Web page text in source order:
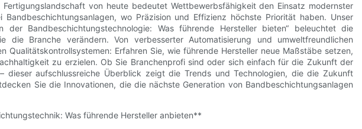
von heute bedeutet Wettbewerbsfähigkeit den Einsatz modernster
Bandbeschichtungsanlagen, wo Präzision und Effizienz höchste Priorität haben. Unser
der Bandbeschichtungstechnologie: Was führende Hersteller bieten“ beleuchtet die
die Branche verändern. Von verbesserter Automatisierung und umweltfreundlichen
Qualitätskontrollsystemen: Erfahren Sie, wie führende Hersteller neue Maßstäbe setzen,
zu erzielen. Ob Sie Branchenprofi sind oder sich einfach für die Zukunft der
dieser aufschlussreiche Überblick zeigt die Trends und Technologien, die die Zukunft
Sie die Innovationen, die die nächste Generation von Bandbeschichtungsanlagen
Was führende Hersteller anbieten**